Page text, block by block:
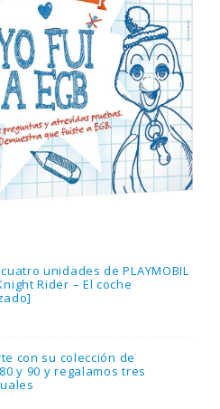
unidades de PLAYMOBIL
Rider – El coche
con su colección de
y 90 y regalamos tres